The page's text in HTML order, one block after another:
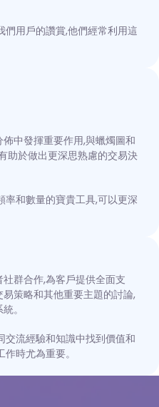
用戶的讚賞,他們經常利用這
中發揮重要作用,與蠟燭圖和
助於做出更深思熟慮的交易決
和數量的寶貴工具,可以更深
群合作,為客戶提供全面支
策略和其他重要主題的討論,
。
交流經驗和知識中找到價值和
時尤為重要。